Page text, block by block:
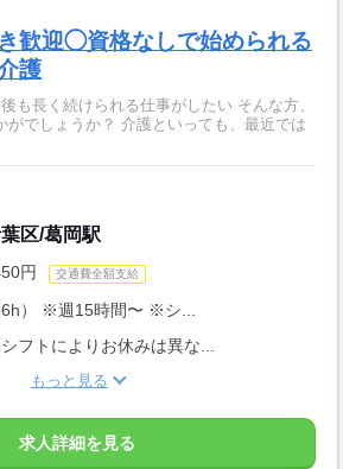
歓迎◯資格なしで始められる
護
く続けられる仕事がしたい そんな方、
介護といっても、最近では
区/葛岡駅
円 交通費全額支給
） ※週15時間〜 ※シ...
フトによりお休みは異な...
もっと見る
求人詳細を見る